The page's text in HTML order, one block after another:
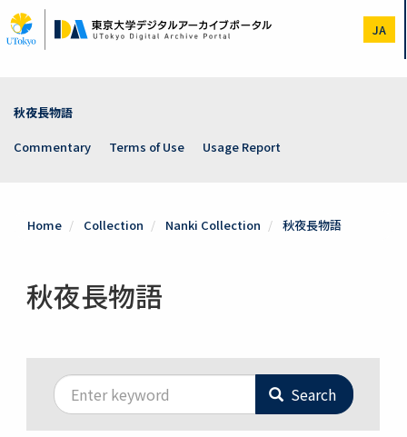
to
main
JA
秋夜長物語
Commentary
Terms of Use Usage Report
Home Collection Nanki Collection 秋夜長物語
秋夜長物語
Search